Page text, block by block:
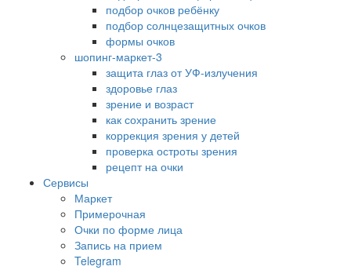
подбор очков ребёнку
подбор солнцезащитных очков
формы очков
шопинг-маркет-3
защита глаз от УФ-излучения
здоровье глаз
зрение и возраст
как сохранить зрение
коррекция зрения у детей
проверка остроты зрения
рецепт на очки
Сервисы
Маркет
Примерочная
Очки по форме лица
Запись на прием
Telegram